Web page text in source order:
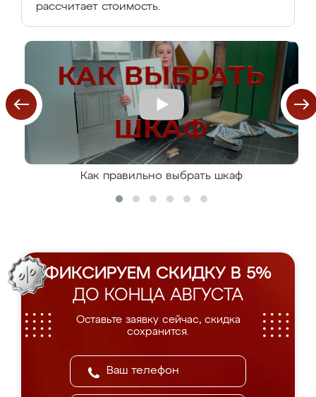
рассчитает стоимость.
Как правильно выбрать шкаф
ФИКСИРУЕМ СКИДКУ В 5%
ДО КОНЦА АВГУСТА
Оставьте заявку сейчас, скидка
сохранится.